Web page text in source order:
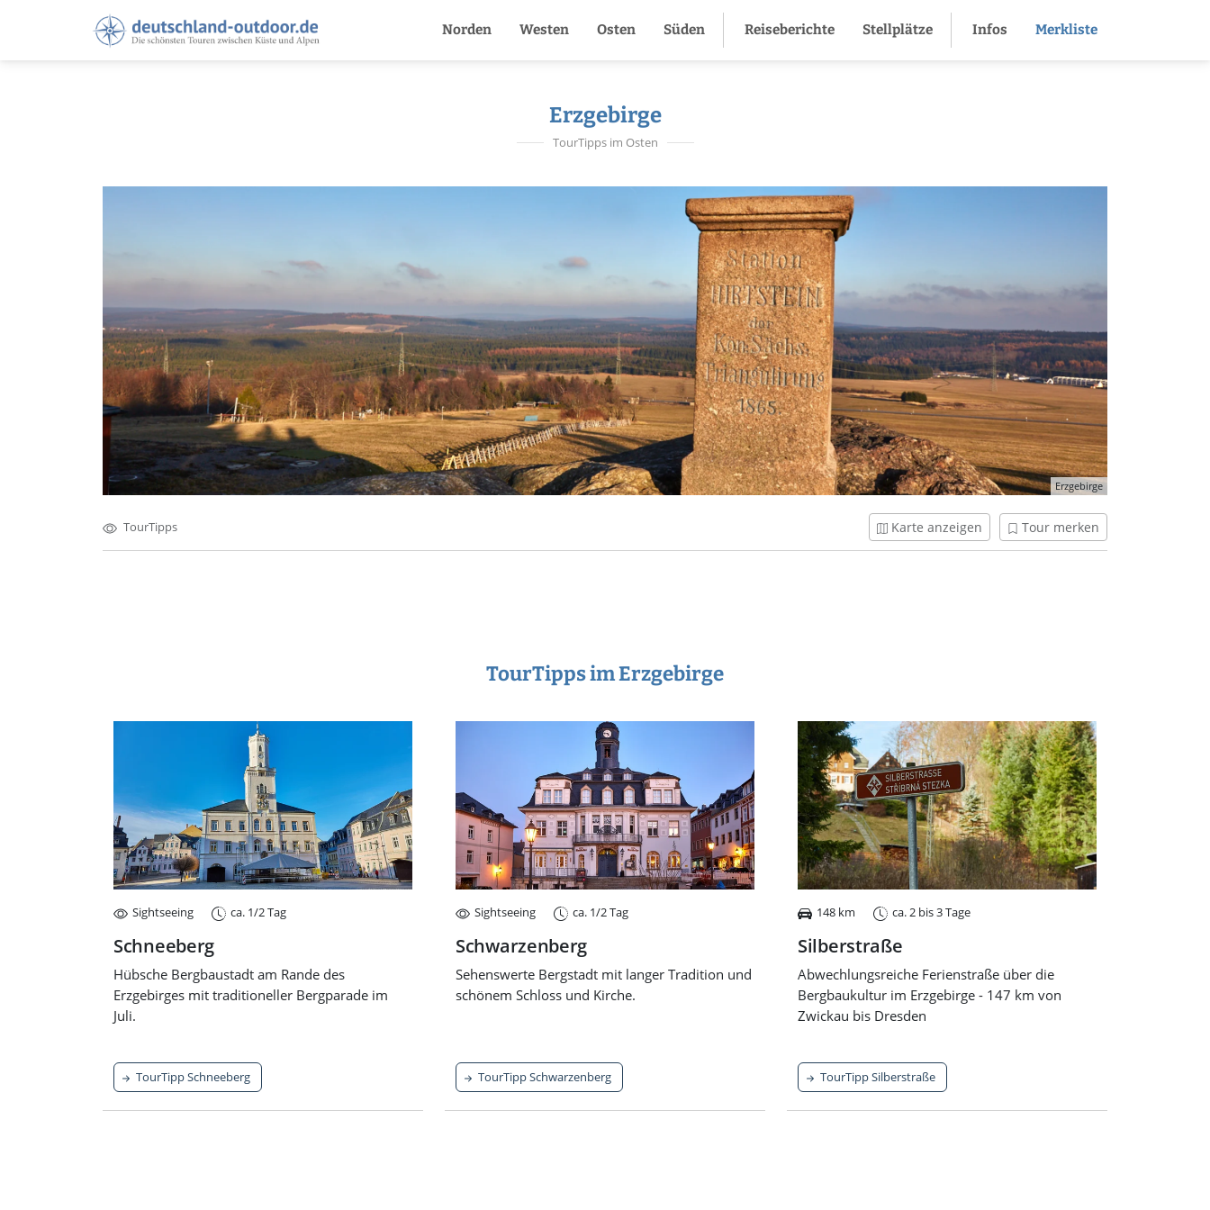
Norden Westen Osten Süden Reiseberichte Stellplätze Infos Merkliste
Erzgebirge
TourTipps im Osten
Erzgebirge
TourTipps Karte anzeigen Tour merken
TourTipps im Erzgebirge
Sightseeing ca. 1/2 Tag
Schneeberg
Hübsche Bergbaustadt am Rande des
Erzgebirges mit traditioneller Bergparade im
Juli.
TourTipp Schneeberg
Sightseeing ca. 1/2 Tag
Schwarzenberg
Sehenswerte Bergstadt mit langer Tradition und
schönem Schloss und Kirche.
TourTipp Schwarzenberg
148 km ca. 2 bis 3 Tage
Silberstraße
Abwechlungsreiche Ferienstraße über die
Bergbaukultur im Erzgebirge - 147 km von
Zwickau bis Dresden
TourTipp Silberstraße